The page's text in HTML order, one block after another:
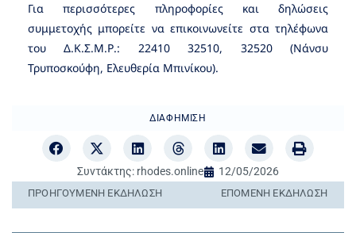
Για περισσότερες πληροφορίες και δηλώσεις
συμμετοχής μπορείτε να επικοινωνείτε στα τηλέφωνα
του Δ.Κ.Σ.Μ.Ρ.: 22410 32510, 32520 (Νάνσυ
Τρυποσκούφη, Ελευθερία Μπινίκου).
ΔΙΑΦΉΜΙΣΗ
Συντάκτης: rhodes.online 12/05/2026
ΠΡΟΗΓΟΎΜΕΝΗ ΕΚΔΉΛΩΣΗ ΕΠΌΜΕΝΗ ΕΚΔΉΛΩΣΗ